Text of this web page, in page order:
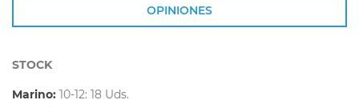
OPINIONES
STOCK
Marino: 10-12: 18 Uds.